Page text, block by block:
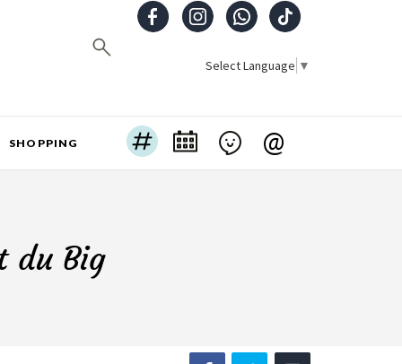
Select Language ▼
SHOPPING @
du Big